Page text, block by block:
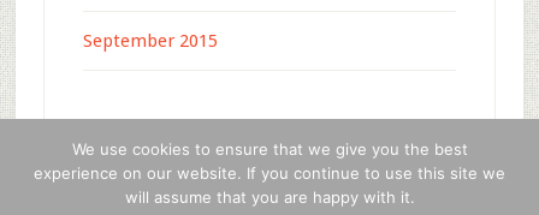
September 2015
Copyright © 2026 · c-4-u press media · WordPress
We use cookies to ensure that we give you the best
experience on our website. If you continue to use this site we
will assume that you are happy with it.